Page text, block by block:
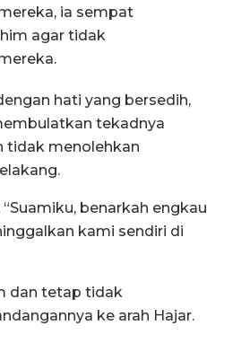
ia sempat
agar tidak
hati yang bersedih,
tekadnya
tidak menolehkan
benarkah engkau
kami sendiri di
dan tetap tidak
ke arah Hajar.